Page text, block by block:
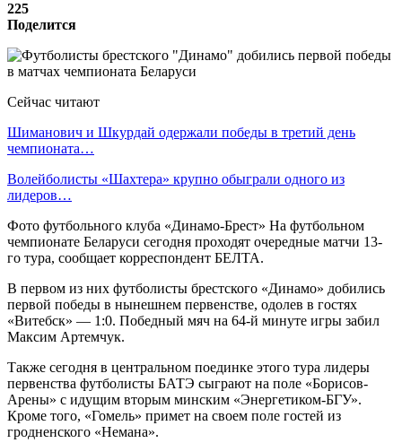
225
Поделится
Сейчас читают
Шиманович и Шкурдай одержали победы в третий день
чемпионата…
Волейболисты «Шахтера» крупно обыграли одного из
лидеров…
Фото футбольного клуба «Динамо-Брест» На футбольном
чемпионате Беларуси сегодня проходят очередные матчи 13-
го тура, сообщает корреспондент БЕЛТА.
В первом из них футболисты брестского «Динамо» добились
первой победы в нынешнем первенстве, одолев в гостях
«Витебск» — 1:0. Победный мяч на 64-й минуте игры забил
Максим Артемчук.
Также сегодня в центральном поединке этого тура лидеры
первенства футболисты БАТЭ сыграют на поле «Борисов-
Арены» с идущим вторым минским «Энергетиком-БГУ».
Кроме того, «Гомель» примет на своем поле гостей из
гродненского «Немана».